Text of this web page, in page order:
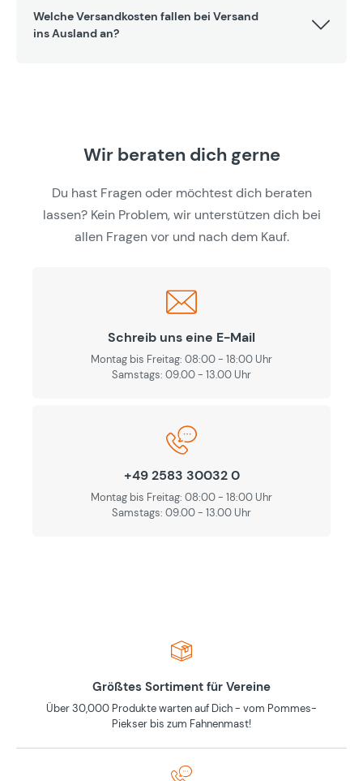
Welche Versandkosten fallen bei Versand
ins Ausland an?
Wir beraten dich gerne
Du hast Fragen oder möchtest dich beraten
lassen? Kein Problem, wir unterstützen dich bei
allen Fragen vor und nach dem Kauf.
Schreib uns eine E-Mail
Montag bis Freitag: 08:00 - 18:00 Uhr
Samstags: 09.00 - 13.00 Uhr
+49 2583 30032 0
Montag bis Freitag: 08:00 - 18:00 Uhr
Samstags: 09.00 - 13.00 Uhr
Größtes Sortiment für Vereine
Über 30,000 Produkte warten auf Dich - vom Pommes-
Piekser bis zum Fahnenmast!